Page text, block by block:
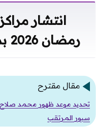
انتشار
رمضان 2026 بمحافظة الجيزة
مقال مقترح
تحديد موعد ظهور محمد
سبور المرتقب